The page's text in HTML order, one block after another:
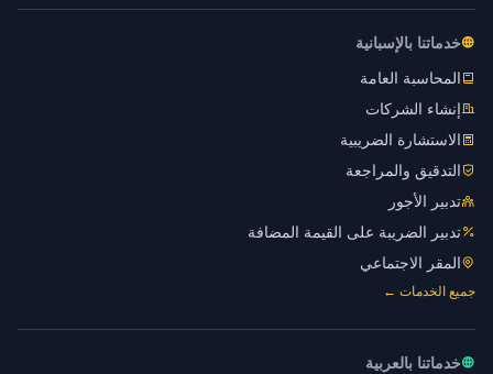
خدماتنا بالإسبانية
المحاسبة العامة
إنشاء الشركات
الاستشارة الضريبية
التدقيق والمراجعة
تدبير الأجور
تدبير الضريبة على القيمة المضافة
المقر الاجتماعي
جميع الخدمات ←
خدماتنا بالعربية